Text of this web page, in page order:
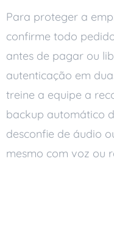
Para proteger a
confirme todo
antes de pagar ou
autenticação em
treine a equipe a
backup automático
desconfie de áudio
mesmo com voz ou